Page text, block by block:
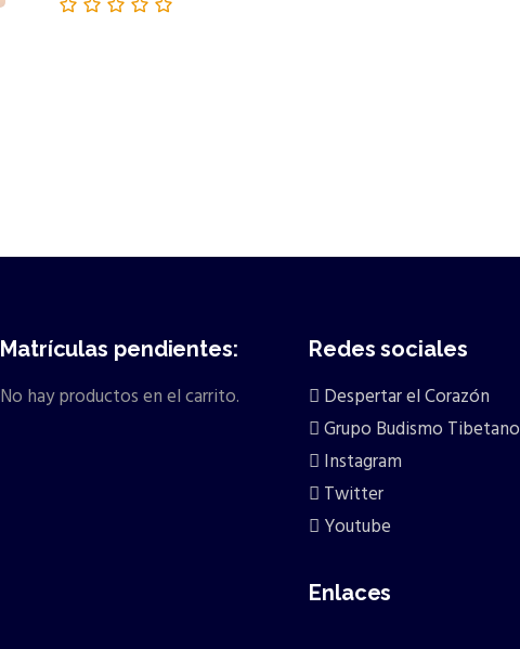
Matrículas pendientes:
No hay productos en el carrito.
Redes sociales
Despertar el Corazón
Grupo Budismo Tibetano
Instagram
Twitter
Youtube
Enlaces